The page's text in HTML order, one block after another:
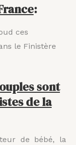
:
ces
le Finistère
sont
de la
de bébé, la